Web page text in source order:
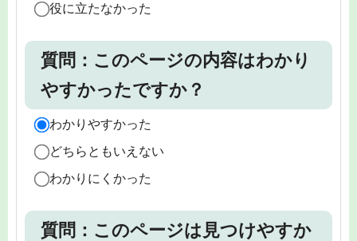
役に立たなかった
質問：このページの内容はわかり
やすかったですか？
わかりやすかった
どちらともいえない
わかりにくかった
質問：このページは見つけやすか